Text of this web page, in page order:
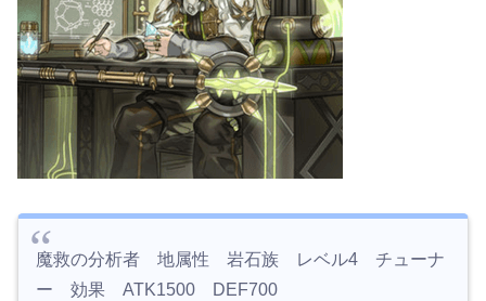
魔救の分析者 地属性 岩石族 レベル4 チューナ
ー 効果 ATK1500 DEF700